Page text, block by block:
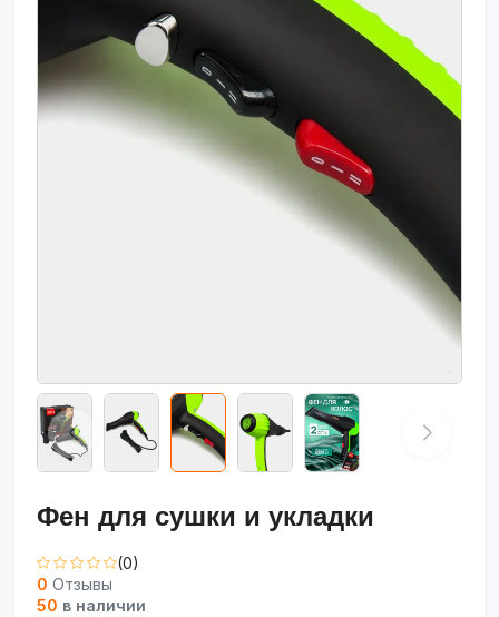
Фен для сушки и укладки
(0)
0 Отзывы
50 в наличии